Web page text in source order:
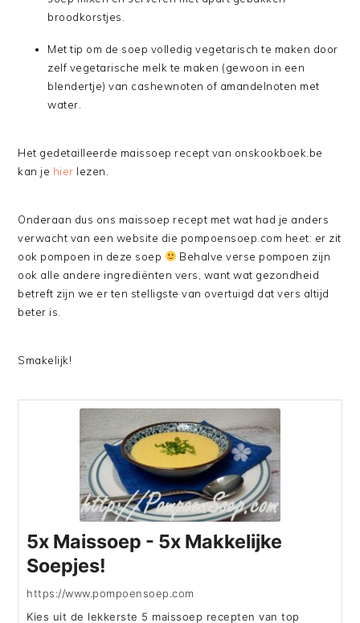
broodkorstjes.
Met tip om de soep volledig vegetarisch te maken door
zelf vegetarische melk te maken (gewoon in een
blendertje) van cashewnoten of amandelnoten met
water.
Het gedetailleerde maissoep recept van onskookboek.be
kan je hier lezen.
Onderaan dus ons maissoep recept met wat had je anders
verwacht van een website die pompoensoep.com heet: er zit
ook pompoen in deze soep
Behalve verse pompoen zijn
ook alle andere ingrediënten vers, want wat gezondheid
betreft zijn we er ten stelligste van overtuigd dat vers altijd
beter is.
Smakelijk!
5x Maissoep - 5x Makkelijke
Soepjes!
https://www.pompoensoep.com
Kies uit de lekkerste 5 maissoep recepten van top